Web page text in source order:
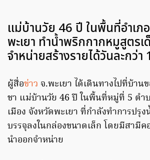
แม่บ้านวัย 46 ปี ในพื้นที่อำเภ
พะเยา ทำน้ำพริกกากหมูสูตรเ
จำหน่ายสร้างรายได้วันละกว่
ผู้สื่อข่าว จ.พะเยา ได้เดินทางไปที่บ้า
ชา แม่บ้านวัย 46 ปี ในพื้นที่หมู่ที่ 5 ตำ
เมือง จังหวัดพะเยา ที่กำลังทำการปรุ
บรรจุลงในกล่องขนาดเล็ก โดยมีสามี
นำออกจำหน่าย